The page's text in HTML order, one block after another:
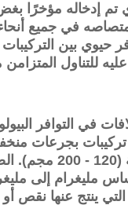
تم إدخاله مؤخرًا
في جميع
حيوي بين
للتناول
في التوافر
والجرعة
مليغرام إلى
التي ينتج عنها نقص